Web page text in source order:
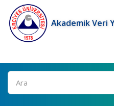
Akademik Veri
Ara